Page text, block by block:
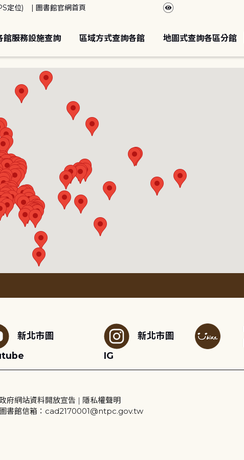
定位) 圖書館官網首頁
館服務設施查詢 區域方式查詢各館 地圖式查詢各區分館
新北市圖
新北市圖
IG
府網站資料開放宣告 | 隱私權聲明
圖書館信箱：cad2170001@ntpc.gov.tw